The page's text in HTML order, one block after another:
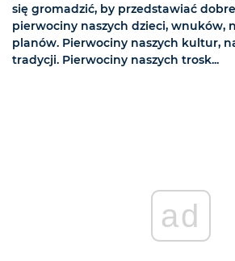
się gromadzić, by przedstawiać
pierwociny naszych dzieci, wnuków,
planów. Pierwociny naszych kultur,
tradycji. Pierwociny naszych trosk...
ad